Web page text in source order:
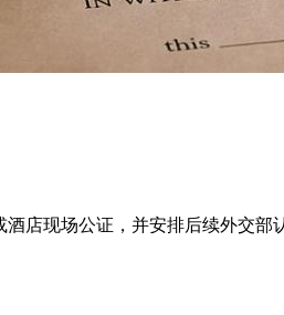
店现场公证，并安排后续外交部